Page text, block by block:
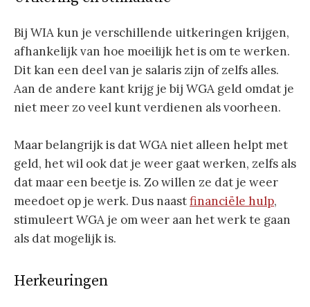
Bij WIA kun je verschillende uitkeringen krijgen,
afhankelijk van hoe moeilijk het is om te werken.
Dit kan een deel van je salaris zijn of zelfs alles.
Aan de andere kant krijg je bij WGA geld omdat je
niet meer zo veel kunt verdienen als voorheen.
Maar belangrijk is dat WGA niet alleen helpt met
geld, het wil ook dat je weer gaat werken, zelfs als
dat maar een beetje is. Zo willen ze dat je weer
meedoet op je werk. Dus naastfinanciële hulp,
stimuleert WGA je om weer aan het werk te gaan
als dat mogelijk is.
Herkeuringen